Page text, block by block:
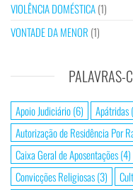
VIOLÊNCIA DOMÉSTICA(1)
VONTADE DA MENOR (1)
PALAVRAS-
Apoio Judiciário(6) Apátridas
Autorização de Residência Por
Caixa Geral de Aposentações(4)
Convicções Religiosas(3)